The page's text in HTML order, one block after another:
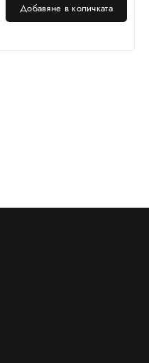
Добавяне в количката